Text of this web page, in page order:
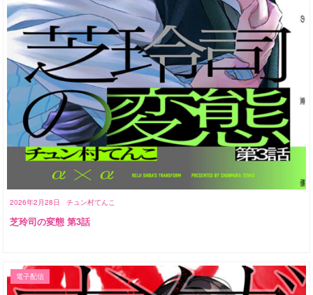
2026年2月28日 チュン村てんこ
芝玲司の変態 第3話
電子配信